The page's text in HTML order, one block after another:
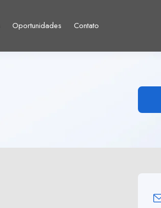
Oportunidades Contato